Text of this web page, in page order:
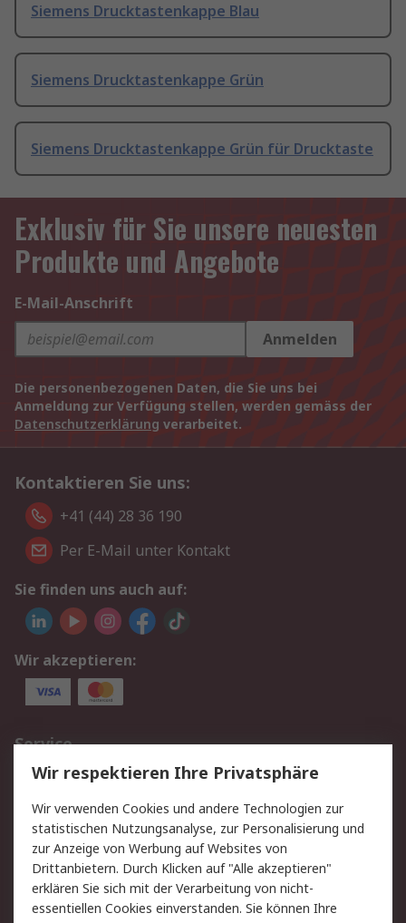
Siemens Drucktastenkappe Blau
Siemens Drucktastenkappe Grün
Siemens Drucktastenkappe Grün für Drucktaste
Exklusiv für Sie unsere neuesten
Produkte und Angebote
E-Mail-Anschrift
Anmelden
Die personenbezogenen Daten, die Sie uns bei
Anmeldung zur Verfügung stellen, werden gemäss der
Datenschutzerklärung verarbeitet.
Kontaktieren Sie uns:
+41 (44) 28 36 190
Per E-Mail unter Kontakt
Sie finden uns auch auf:
Wir akzeptieren:
Service
Value Added Services
Lieferlösungen
Rücksendungen
Kontakt
Hilfe
Rechtliches
AGB Datenschutz
Wir respektieren Ihre Privatsphäre
Wir verwenden Cookies und andere Technologien zur
statistischen Nutzungsanalyse, zur Personalisierung und
zur Anzeige von Werbung auf Websites von
Drittanbietern. Durch Klicken auf "Alle akzeptieren"
erklären Sie sich mit der Verarbeitung von nicht-
essentiellen Cookies einverstanden. Sie können Ihre